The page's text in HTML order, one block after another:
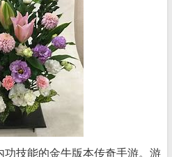
功技能的金牛版本传奇手游。游